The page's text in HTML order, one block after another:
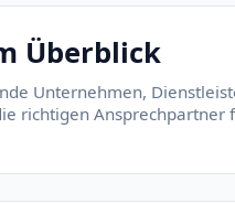
Überblick
Unternehmen,
richtigen Ansprechpartner